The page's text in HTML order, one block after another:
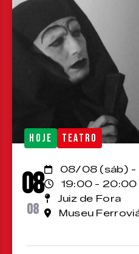
HOJE TEATRO
08
08
08/08 (sáb)
19:00 - 20:00
Juiz de Fora
Museu